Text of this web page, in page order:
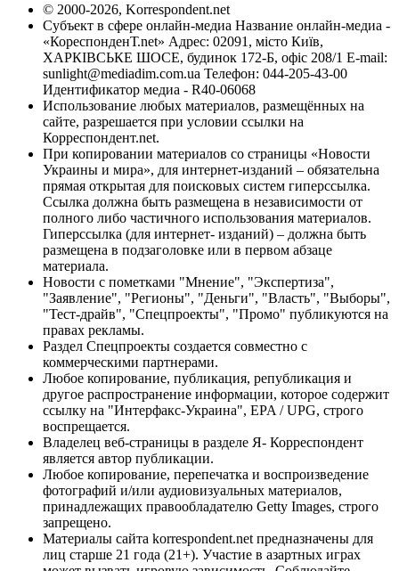
© 2000-2026, Korrespondent.net
Субъект в сфере онлайн-медиа Название онлайн-медиа -
«КореспонденТ.net» Адрес: 02091, місто Київ,
ХАРКІВСЬКЕ ШОСЕ, будинок 172-Б, офіс 208/1 E-mail:
sunlight@mediadim.com.ua Телефон: 044-205-43-00
Идентификатор медиа - R40-06068
Использование любых материалов, размещённых на
сайте, разрешается при условии ссылки на
Корреспондент.net.
При копировании материалов со страницы «Новости
Украины и мира», для интернет-изданий – обязательна
прямая открытая для поисковых систем гиперссылка.
Ссылка должна быть размещена в независимости от
полного либо частичного использования материалов.
Гиперссылка (для интернет- изданий) – должна быть
размещена в подзаголовке или в первом абзаце
материала.
Новости с пометками "Мнение", "Экспертиза",
"Заявление", "Регионы", "Деньги", "Власть", "Выборы",
"Тест-драйв", "Спецпроекты", "Промо" публикуются на
правах рекламы.
Раздел Спецпроекты создается совместно с
коммерческими партнерами.
Любое копирование, публикация, републикация и
другое распространение информации, которое содержит
ссылку на "Интерфакс-Украина", EPA / UPG, строго
воспрещается.
Владелец веб-страницы в разделе Я- Корреспондент
является автор публикации.
Любое копирование, перепечатка и воспроизведение
фотографий и/или аудиовизуальных материалов,
принадлежащих правообладателю Getty Images, строго
запрещено.
Материалы сайта korrespondent.net предназначены для
лиц старше 21 года (21+). Участие в азартных играх